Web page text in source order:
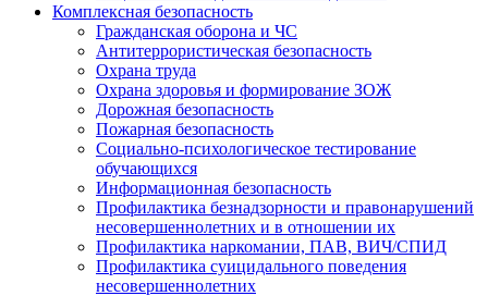
Комплексная безопасность
Гражданская оборона и ЧС
Антитеррористическая безопасность
Охрана труда
Охрана здоровья и формирование ЗОЖ
Дорожная безопасность
Пожарная безопасность
Социально-психологическое тестирование
обучающихся
Информационная безопасность
Профилактика безнадзорности и правонарушений
несовершеннолетних и в отношении их
Профилактика наркомании, ПАВ, ВИЧ/СПИД
Профилактика суицидального поведения
несовершеннолетних